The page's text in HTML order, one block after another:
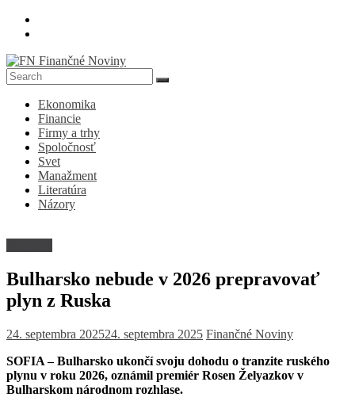
Skip
FN
Finančné
Noviny
Denník
ekonomike
spoločnosti
Ekonomika
Financie
Firmy a trhy
Spoločnosť
Svet
Manažment
Literatúra
Názory
Bulharsko nebude v 2026 prepravovať
plyn z Ruska
24. septembra 202524. septembra 2025 Finančné Noviny
SOFIA – Bulharsko ukončí svoju dohodu o tranzite ruského
plynu v roku 2026, oznámil premiér Rosen Želyazkov v
Bulharskom národnom rozhlase.